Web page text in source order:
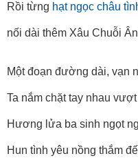
Rồi từng hạt ngọc châu
nối dài thêm Xâu Chuỗi
Một đoạn đường dài, vạn
Ta nắm chặt tay nhau
Hương lửa ba sinh ngọt
Hun tình yêu nồng thắm